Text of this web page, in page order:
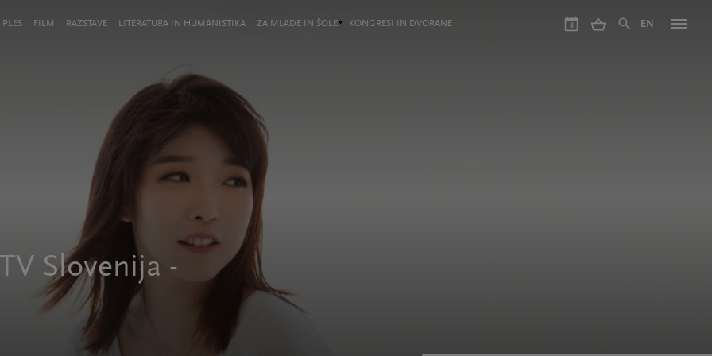
FILM RAZSTAVE LITERATURA IN HUMANISTIKA ZA MLADE IN ŠOLE KONGRESI IN DVORANE 8 EN
Slovenija -